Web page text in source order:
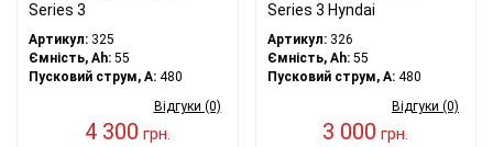
Series 3
Артикул: 325
Ємність, Ah: 55
Пусковий струм, A: 480
Відгуки (0)
4 300 грн.
Series 3 Hyndai
Артикул:326
Ємність, Ah:55
Пусковий струм, A:480
Відгуки (0)
3 000 грн.